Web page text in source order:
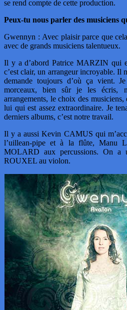
se rend compte de cette production.
Peux-tu nous parler des musiciens
Gwennyn : Avec plaisir parce que
avec de grands musiciens talentueux.
Il y a d’abord Patrice MARZIN qui
c’est clair, un arrangeur incroyable. Il
demande toujours d’où ça vient.
morceaux, bien sûr je les écris,
arrangements, le choix des
lui qui est assez extraordinaire. Je
derniers albums, c’est notre travail.
Il y a aussi Kevin CAMUS qui
l’uillean-pipe et à la flûte, Manu
MOLARD aux percussions. On a
ROUXEL au violon.